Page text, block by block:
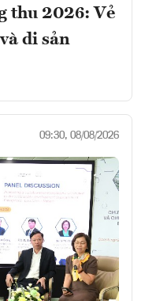
thu 2026: Vẻ
di sản
09:30, 08/08/2026